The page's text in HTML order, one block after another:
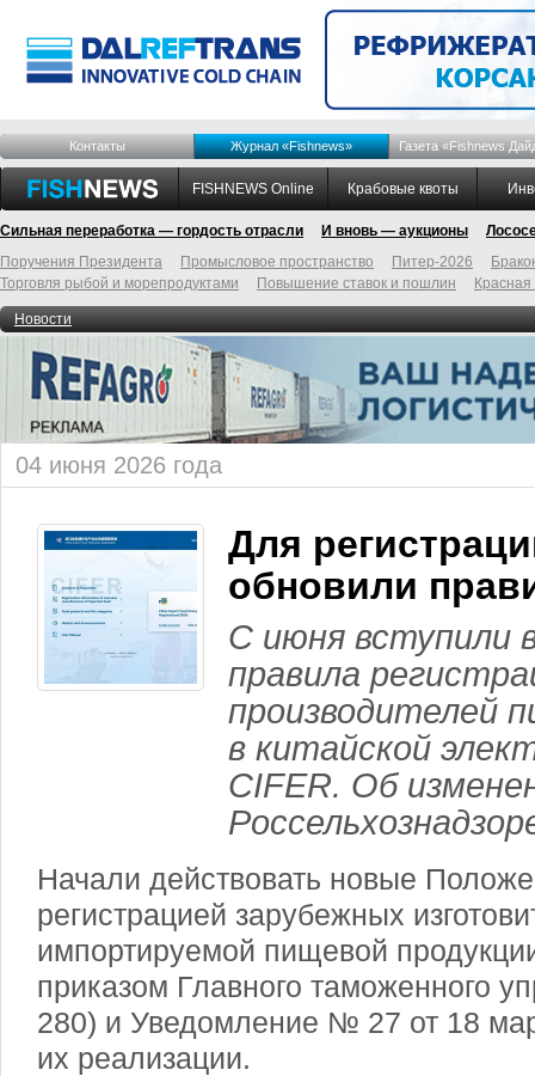
Контакты Журнал «Fishnews» Газета «Fishnews
FISHNEWS Online Крабовые квоты
Сильная переработка — гордость отрасли И вновь — аукционы
Поручения Президента
Промысловое пространство Питер-2026
Торговля рыбой и морепродуктами
Повышение ставок и пошлин
Новости
04 июня 2026 года
Для
обновили
С июня вступили
правила
производителей
в китайской
CIFER. Об
Начали действовать новые
регистрацией зарубежных
импортируемой пищевой
приказом Главного таможенного
280) и Уведомление № 27 от 18
их реализации.